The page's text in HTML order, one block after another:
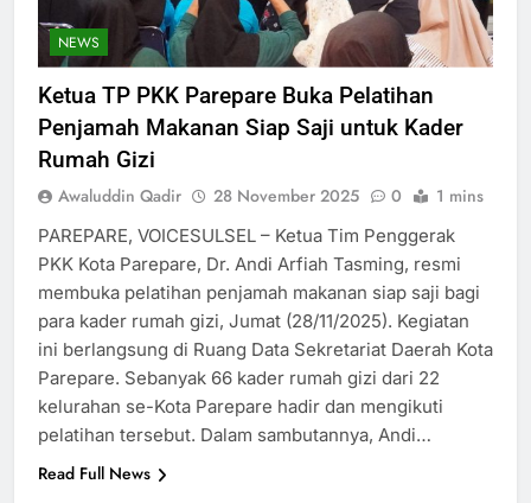
NEWS
Ketua TP PKK Parepare Buka Pelatihan
Penjamah Makanan Siap Saji untuk Kader
Rumah Gizi
Awaluddin Qadir 28 November 2025 0 1 mins
PAREPARE, VOICESULSEL – Ketua Tim Penggerak
PKK Kota Parepare, Dr. Andi Arfiah Tasming, resmi
membuka pelatihan penjamah makanan siap saji bagi
para kader rumah gizi, Jumat (28/11/2025). Kegiatan
ini berlangsung di Ruang Data Sekretariat Daerah Kota
Parepare. Sebanyak 66 kader rumah gizi dari 22
kelurahan se-Kota Parepare hadir dan mengikuti
pelatihan tersebut. Dalam sambutannya, Andi…
Read Full News